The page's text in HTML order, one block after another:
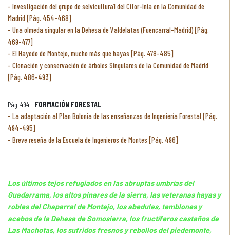
Investigación del grupo de selvicultura1 del Cifor-Inia en la Comunidad de
Madrid [Pág. 454-468]
Una olmeda singular en la Dehesa de Valdelatas (Fuencarral-Madrid) [Pág.
469-477]
El Hayedo de Montejo, mucho más que hayas [Pág. 478-485]
Clonación y conservación de árboles Singulares de la Comunidad de Madrid
[Pág. 486-493]
Pág. 494 - FORMACIÓN FORESTAL
La adaptación al Plan Bolonia de las enseñanzas de Ingeniería Forestal [Pág.
494-495]
Breve reseña de la Escuela de Ingenieros de Montes [Pág. 496]
Los últimos tejos refugiados en las abruptas umbrías del
Guadarrama, los altos pinares de la sierra, las veteranas hayas y
robles del Chaparral de Montejo, los abedules, temblones y
acebos de la Dehesa de Somosierra, los fructíferos castaños de
Las Machotas, los sufridos fresnos y rebollos del piedemonte,